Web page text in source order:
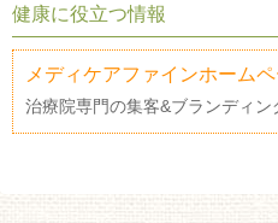
健康に役立つ情報
メディケアファインホーム
治療院専門の集客&ブランディ